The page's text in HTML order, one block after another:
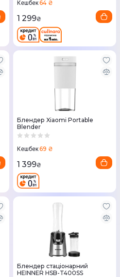
Кешбек64 ₴
1 299₴
Блендер Xiaomi Portable
Blender
Кешбек69 ₴
1 399₴
Блендер стаціонарний
HEINNER HSB-T400SS